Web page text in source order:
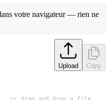
votre navigateur — rien ne
Upload Copy